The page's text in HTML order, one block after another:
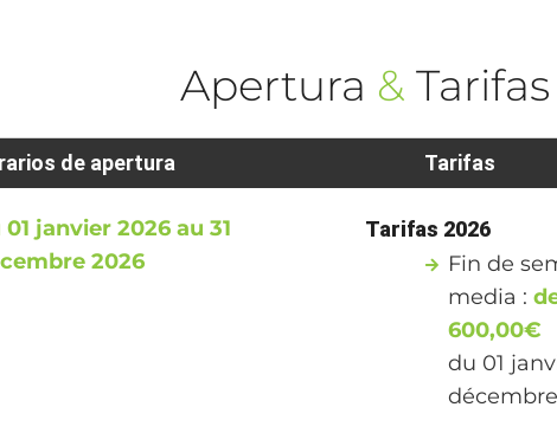
Apertura & Tarifas
de apertura
01 janvier 2026 au 31
2026
Tarifas
Tarifas 2026
Fin de
media :
600,00€
du 01